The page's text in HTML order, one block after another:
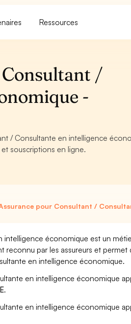
Ressources
/
-
/ Consultante en intelligence
et souscriptions en ligne.
pour Consultant /
intelligence économique est un
reconnu par les assureurs et
en intelligence économique.
en intelligence économique
.
en intelligence économique